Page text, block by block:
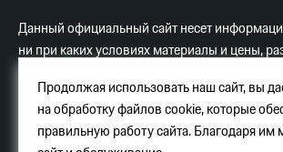
Данный официальный сайт несет
ни при каких условиях материалы и цены,
Услуги хостингаЯндекс-Облако.
Порше
Продолжая использовать наш сайт, вы
на обработку файлов cookie, которые
правильную работу сайта. Благодаря